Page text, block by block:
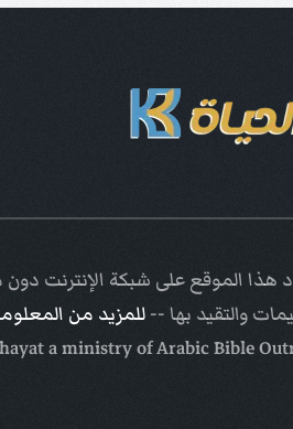
هذا الموقع على شبكة الإنترنت
والتقيد بها --للمزيد من
Arabic Bible